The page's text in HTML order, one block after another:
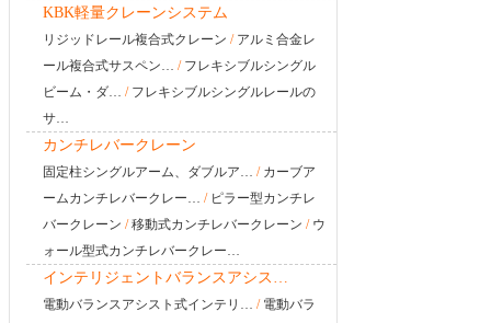
KBK軽量クレーンシステム
リジッドレール複合式クレーン / アルミ合金レ
ール複合式サスペン… / フレキシブルシングル
ビーム・ダ… / フレキシブルシングルレールの
サ…
カンチレバークレーン
固定柱シングルアーム、ダブルア… / カーブア
ームカンチレバークレー… / ピラー型カンチレ
バークレーン /移動式カンチレバークレーン / ウ
ォール型式カンチレバークレー…
インテリジェントバランスアシス…
電動バランスアシスト式インテリ… / 電動バラ